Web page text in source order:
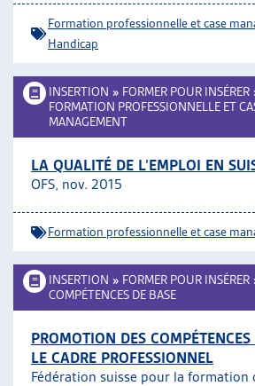
Formation professionnelle et case
Handicap
INSERTION » FORMER POUR INSÉRER
FORMATION PROFESSIONNELLE ET
MANAGEMENT
LA QUALITÉ DE L’EMPLOI EN
OFS, nov. 2015
Formation professionnelle et case
INSERTION » FORMER POUR INSÉRER
COMPÉTENCES DE BASE
PROMOTION DES
LE CADRE PROFESSIONNEL
Fédération suisse pour la formation